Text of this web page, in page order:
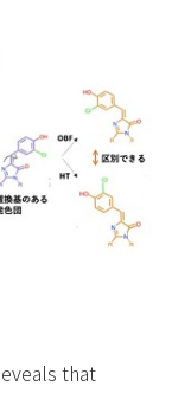
that